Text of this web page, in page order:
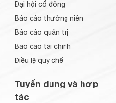
Đại hội cổ đông
Báo cáo thường niên
Báo cáo quản trị
Báo cáo tài chính
Điều lệ quy chế
Tuyển dụng và hợp
tác